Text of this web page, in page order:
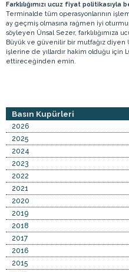
Farklılığımızı ucuz fiyat
Terminalde tüm operasyonlarının
ay geçmiş olmasına rağmen iyi
söyleyen Ünsal Sezer, farklılığımıza
Büyük ve güvenilir bir mutfağız diyen
işlerine de yıllardır hakim olduğu için
ettireceğinden emin.
Basın Kupürleri
2026
2025
2024
2023
2022
2021
2020
2019
2018
2017
2016
2015